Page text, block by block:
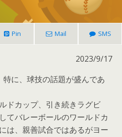
Pin Mail SMS
2023/9/17
に、球技の話題が盛んであ
ドカップ、引き続きラグビ
てバレーボールのワールドカ
は、親善試合ではあるがヨー